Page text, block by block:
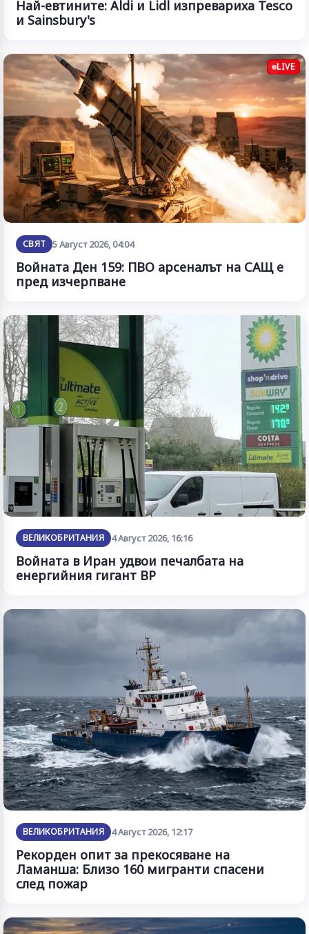
Най-евтините: Aldi и Lidl изпревариха Tesco
и Sainsbury's
LIVE
СВЯТ 5 Август 2026, 04:04
Войната Ден 159: ПВО арсеналът на САЩ е
пред изчерпване
ВЕЛИКОБРИТАНИЯ 4 Август 2026, 16:16
Войната в Иран удвои печалбата на
енергийния гигант BP
ВЕЛИКОБРИТАНИЯ 4 Август 2026, 12:17
Рекорден опит за прекосяване на
Ламанша: Близо 160 мигранти спасени
след пожар